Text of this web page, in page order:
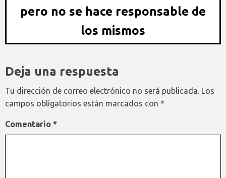
pero no se hace responsable de
los mismos
Deja una respuesta
Tu dirección de correo electrónico no será publicada. Los
campos obligatorios están marcados con *
Comentario *